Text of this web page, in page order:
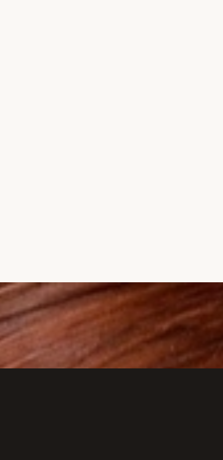
https://hocsinhgioi.vn/meo-chua-hoi-nach-dan-